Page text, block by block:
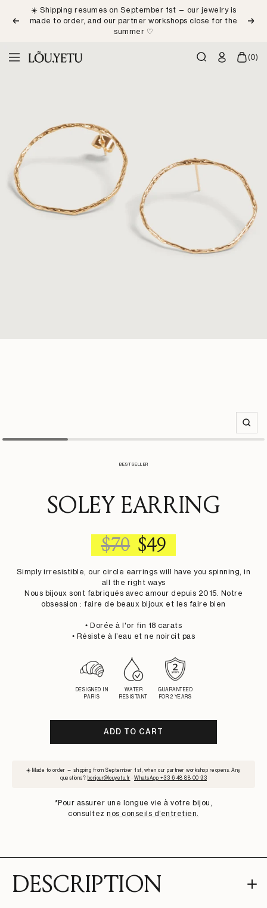
contentPrevious
☀️ Shipping resumes on September 1st — our jewelry is
made to order, and our partner workshops close for the
summer ♡
Next
NavigationLÕU.YETU
(0)
Zoom
BESTSELLER
SOLEY EARRING
REGULAR
PRICE
$70 SALE
PRICE
$49
Simply irresistible, our circle earrings will have you spinning, in
all the right ways
Nous bijoux sont fabriqués avec amour depuis 2015. Notre
obsession : faire de beaux bijoux et les faire bien
• Dorée à l'or fin 18 carats
• Résiste à l’eau et ne noircit pas
DESIGNED IN
PARIS
WATER
RESISTANT
GUARANTEED
FOR 2 YEARS
ADD TO CART
☀️ Made to order — shipping from September 1st, when our partner workshop reopens. Any
questions? bonjour@louyetu.fr · WhatsApp +33 6 48 88 00 93
*Pour assurer une longue vie à votre bijou,
consulteznos conseils d’entretien.
DESCRIPTION